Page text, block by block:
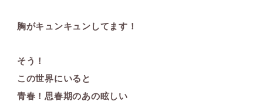
胸がキュンキュンしてます！
そう！
この世界にいると
青春！思春期のあの眩しい